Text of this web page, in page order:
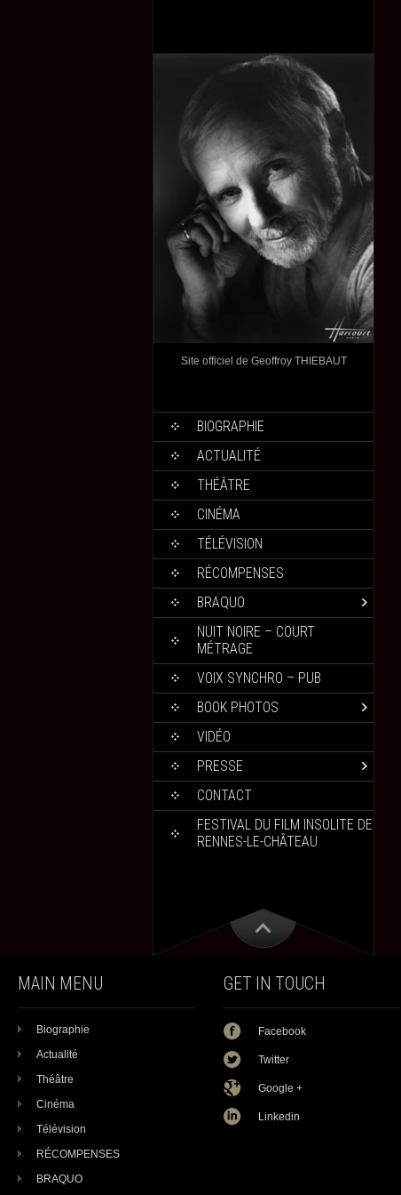
Site officiel de Geoffroy THIEBAUT
BIOGRAPHIE
ACTUALITÉ
THÉÂTRE
CINÉMA
TÉLÉVISION
RÉCOMPENSES
BRAQUO
NUIT NOIRE – COURT
MÉTRAGE
VOIX SYNCHRO – PUB
BOOK PHOTOS
VIDÉO
PRESSE
CONTACT
FESTIVAL DU FILM INSOLITE DE
RENNES-LE-CHÂTEAU
MAIN MENU
Biographie
Actualité
Théâtre
Cinéma
Télévision
RÉCOMPENSES
BRAQUO
GET IN TOUCH
Facebook
Twitter
Google +
Linkedin